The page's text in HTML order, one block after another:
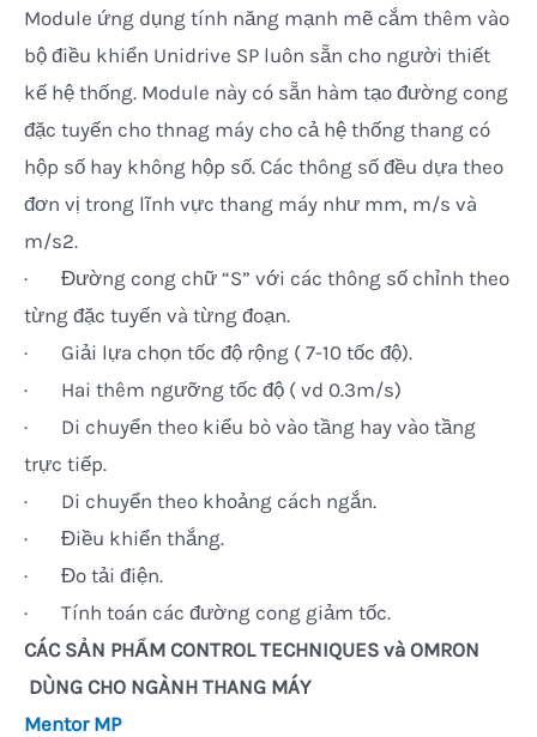
Module ứng dụng tính năng mạnh mẽ cắm thêm vào
bộ điều khiển Unidrive SP luôn sẵn cho người thiết
kế hệ thống. Module này có sẵn hàm tạo đường cong
đặc tuyến cho thnag máy cho cả hệ thống thang có
hộp số hay không hộp số. Các thông số đều dựa theo
đơn vị trong lĩnh vực thang máy như mm, m/s và
m/s2.
· Đường cong chữ “S” với các thông số chỉnh theo
từng đặc tuyến và từng đoạn.
· Giải lựa chọn tốc độ rộng ( 7-10 tốc độ).
· Hai thêm ngưỡng tốc độ ( vd 0.3m/s)
· Di chuyển theo kiểu bò vào tầng hay vào tầng
trực tiếp.
· Di chuyển theo khoảng cách ngắn.
· Điều khiển thắng.
· Đo tải điện.
· Tính toán các đường cong giảm tốc.
CÁC SẢN PHẨM CONTROL TECHNIQUES và OMRON
DÙNG CHO NGÀNH THANG MÁY
Mentor MP